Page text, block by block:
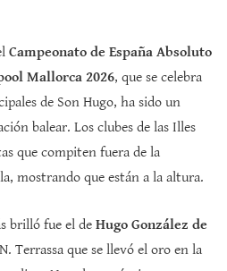
Campeonato de España Absoluto
Mallorca 2026, que se celebra
de Son Hugo, ha sido un
balear. Los clubes de las Illes
que compiten fuera de la
mostrando que están a la altura.
brilló fue el de Hugo González de
Terrassa que se llevó el oro en la